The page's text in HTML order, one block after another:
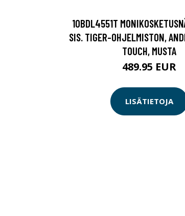
10BDL4551T
SIS. TIGER-OHJELMISTON,
TOUCH, MUSTA
489.95 EUR
LISÄTIETOJA